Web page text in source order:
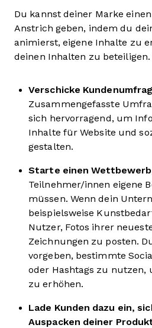
Du kannst deiner Marke
Anstrich geben, indem du
animierst, eigene Inhalte zu
deinen Inhalten zu
Verschicke
Zusammengefasste
sich hervorragend, um
Inhalte für Website und
gestalten.
Starte einen Wettbewerb
Teilnehmer/innen eigene
müssen. Wenn dein
beispielsweise
Nutzer, Fotos ihrer
Zeichnungen zu posten.
vorgeben, bestimmte
oder Hashtags zu nutzen,
zu erhöhen.
Lade Kunden dazu ein,
Auspacken deiner